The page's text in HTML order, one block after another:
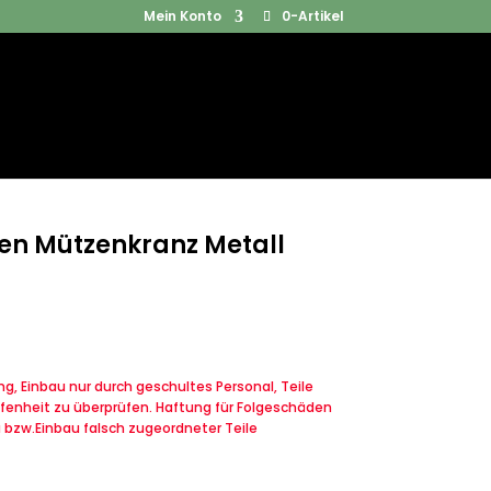
Mein Konto 0-Artikel
Products
Mützenkranz Metall
Einbau nur durch geschultes Personal, Teile
zu überprüfen. Haftung für Folgeschäden
falsch zugeordneter Teile